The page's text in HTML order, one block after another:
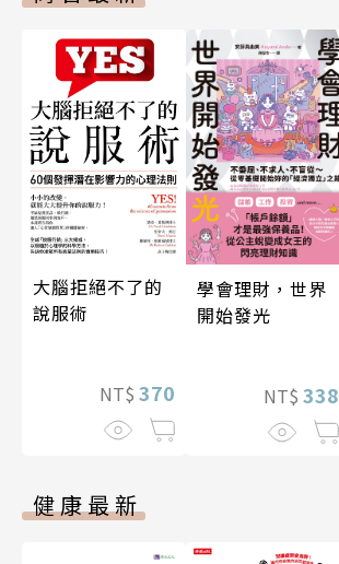
大腦拒絕不了的
說服術
NT$ 370
學會理財，世界
開始發光
NT$ 338
健康最新